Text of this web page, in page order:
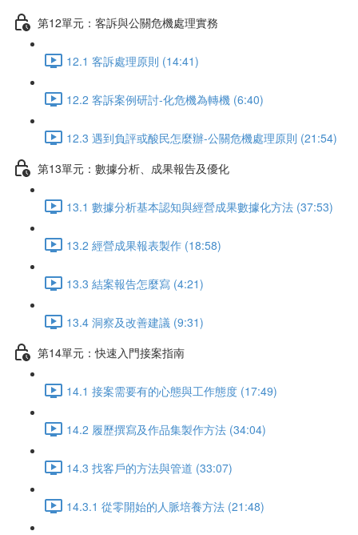
第12單元：客訴與公關危機處理實務
12.1 客訴處理原則 (14:41)
12.2 客訴案例研討-化危機為轉機 (6:40)
12.3 遇到負評或酸民怎麼辦-公關危機處理原則 (21:54)
第13單元：數據分析、成果報告及優化
13.1 數據分析基本認知與經營成果數據化方法 (37:53)
13.2 經營成果報表製作 (18:58)
13.3 結案報告怎麼寫 (4:21)
13.4 洞察及改善建議 (9:31)
第14單元：快速入門接案指南
14.1 接案需要有的心態與工作態度 (17:49)
14.2 履歷撰寫及作品集製作方法 (34:04)
14.3 找客戶的方法與管道 (33:07)
14.3.1 從零開始的人脈培養方法 (21:48)